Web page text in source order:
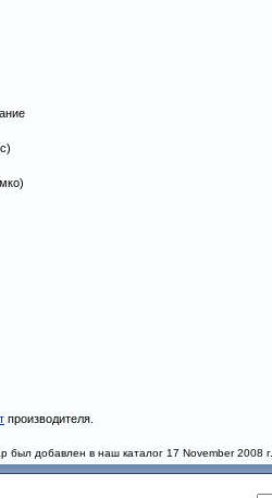
производителя.
был добавлен в наш каталог 17 November 2008 г.